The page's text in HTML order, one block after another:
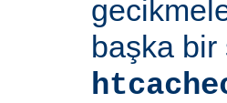
başka